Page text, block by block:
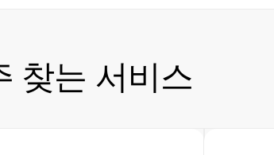
찾는 서비스